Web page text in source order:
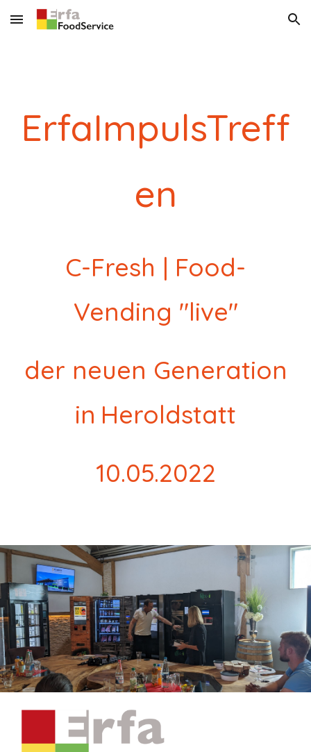
Skip to main content Skip to navigation
ErfaImpulsTreff
en
C-Fresh | Food-
Vending "live"
der neuen Generation
in Heroldstatt
10.05.2022